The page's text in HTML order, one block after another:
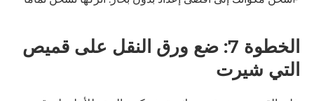
الخطوة 7: ضع ورق النقل على قميص
التي شيرت